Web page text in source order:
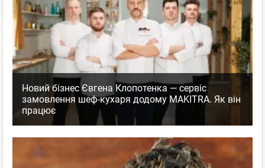
Новий бізнес Євгена Клопотенка — сервіс
замовлення шеф-кухаря додому MAKITRA. Як він
працює